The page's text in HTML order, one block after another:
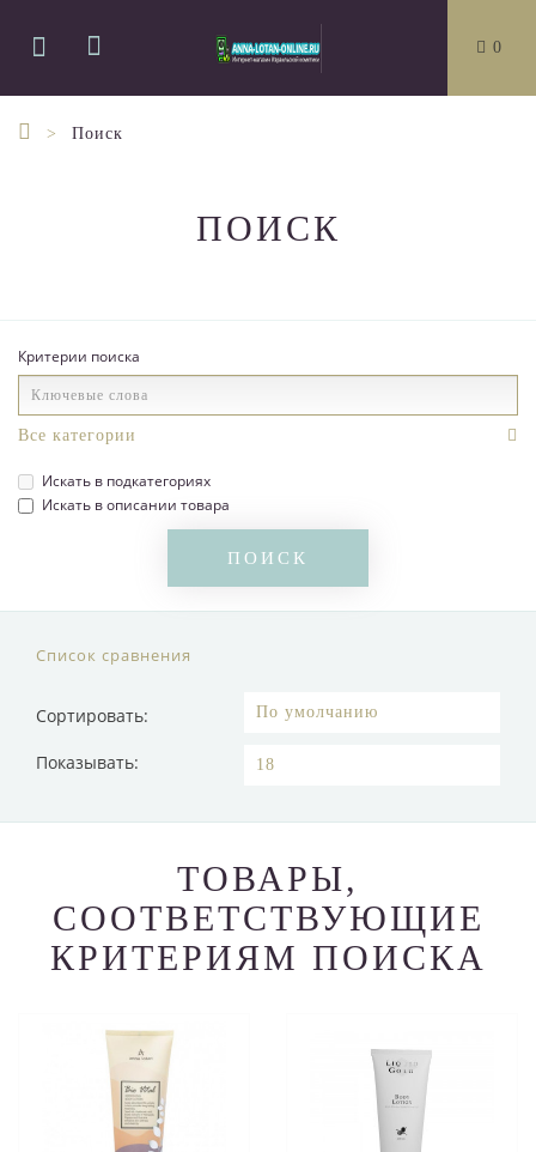
0
Поиск
ПОИСК
Критерии поиска
Искать в подкатегориях
Искать в описании товара
Список сравнения
Сортировать:
Показывать:
ТОВАРЫ,
СООТВЕТСТВУЮЩИЕ
КРИТЕРИЯМ ПОИСКА